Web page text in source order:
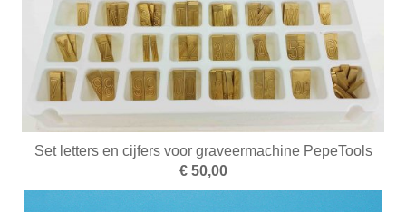
Set letters en cijfers voor graveermachine PepeTools
€ 50,00